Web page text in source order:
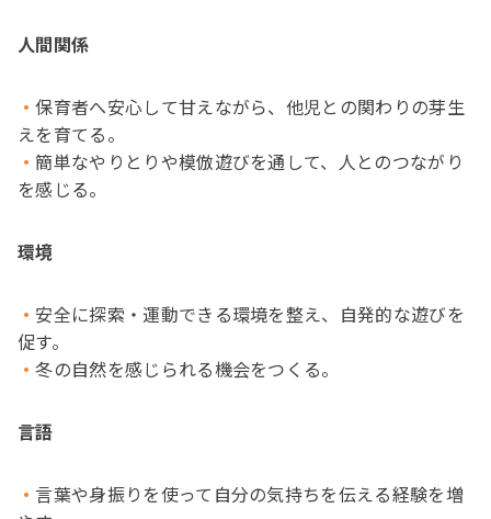
人間関係
保育者へ安心して甘えながら、他児との関わりの芽生
えを育てる。
簡単なやりとりや模倣遊びを通して、人とのつながり
を感じる。
環境
安全に探索・運動できる環境を整え、自発的な遊びを
促す。
冬の自然を感じられる機会をつくる。
言語
言葉や身振りを使って自分の気持ちを伝える経験を増